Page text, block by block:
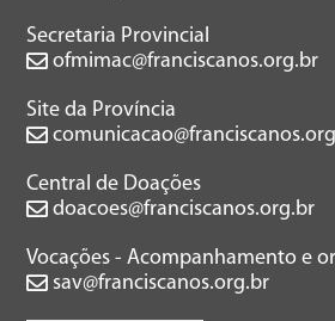
Secretaria Provincial
ofmimac@franciscanos.org.br
Site da Província
Central de Doações
doacoes@franciscanos.org.br
Vocações - Acompanhamento e
sav@franciscanos.org.br